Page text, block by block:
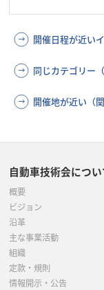
開催日程が近い
同じカテゴリー
開催地が近い（
自動車技術会につい
概要
ビジョン
沿革
主な事業活動
組織
定款・規則
情報開示・公告